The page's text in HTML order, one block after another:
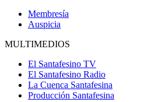
Membresía
Auspicia
MULTIMEDIOS
El Santafesino TV
El Santafesino Radio
La Cuenca Santafesina
Producción Santafesina